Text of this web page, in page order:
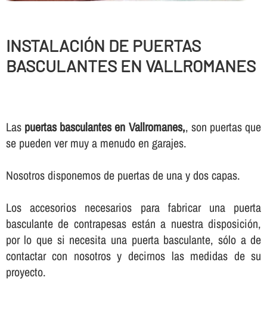
INSTALACIÓN DE PUERTAS
BASCULANTES EN VALLROMANES
Las puertas basculantes en Vallromanes,, son puertas que
se pueden ver muy a menudo en garajes.
Nosotros disponemos de puertas de una y dos capas.
Los accesorios necesarios para fabricar una puerta
basculante de contrapesas están a nuestra disposición,
por lo que si necesita una puerta basculante, sólo a de
contactar con nosotros y decirnos las medidas de su
proyecto.